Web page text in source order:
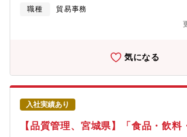
達・輸送を支える海上物流の最適化業務をお任
結・海上輸送費の分析およびコスト最適化・入
価格設計）・輸送ルート／物流スキームの最適
よびスペース調整（需給逼迫時対応含む）・デ
ンション等の条件交渉・社内（SCM・調達・営
る全体最適化■この仕事の特徴・魅力【1. 数十
に関与】物流コストは事業利益に直結する重要
ションでは、年次契約や価格交渉を通じて、会
造に大きな影響を与える役割を担います。【2.
力】当社は取扱量が多く、船社・フォワーダー
職種
貿易事務
気になる
入社実績あり
【品質管理、宮城県】「食品・飲料